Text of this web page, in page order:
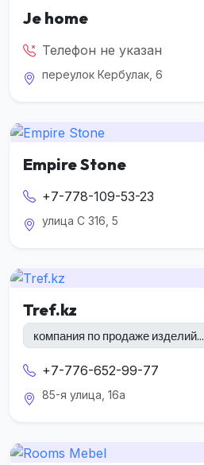
Je home
Телефон не указан
переулок Кербулак, 6
Empire Stone
+7-778-109-53-23
улица С 316, 5
Tref.kz
компания по продаже изделий...
+7-776-652-99-77
85-я улица, 16а